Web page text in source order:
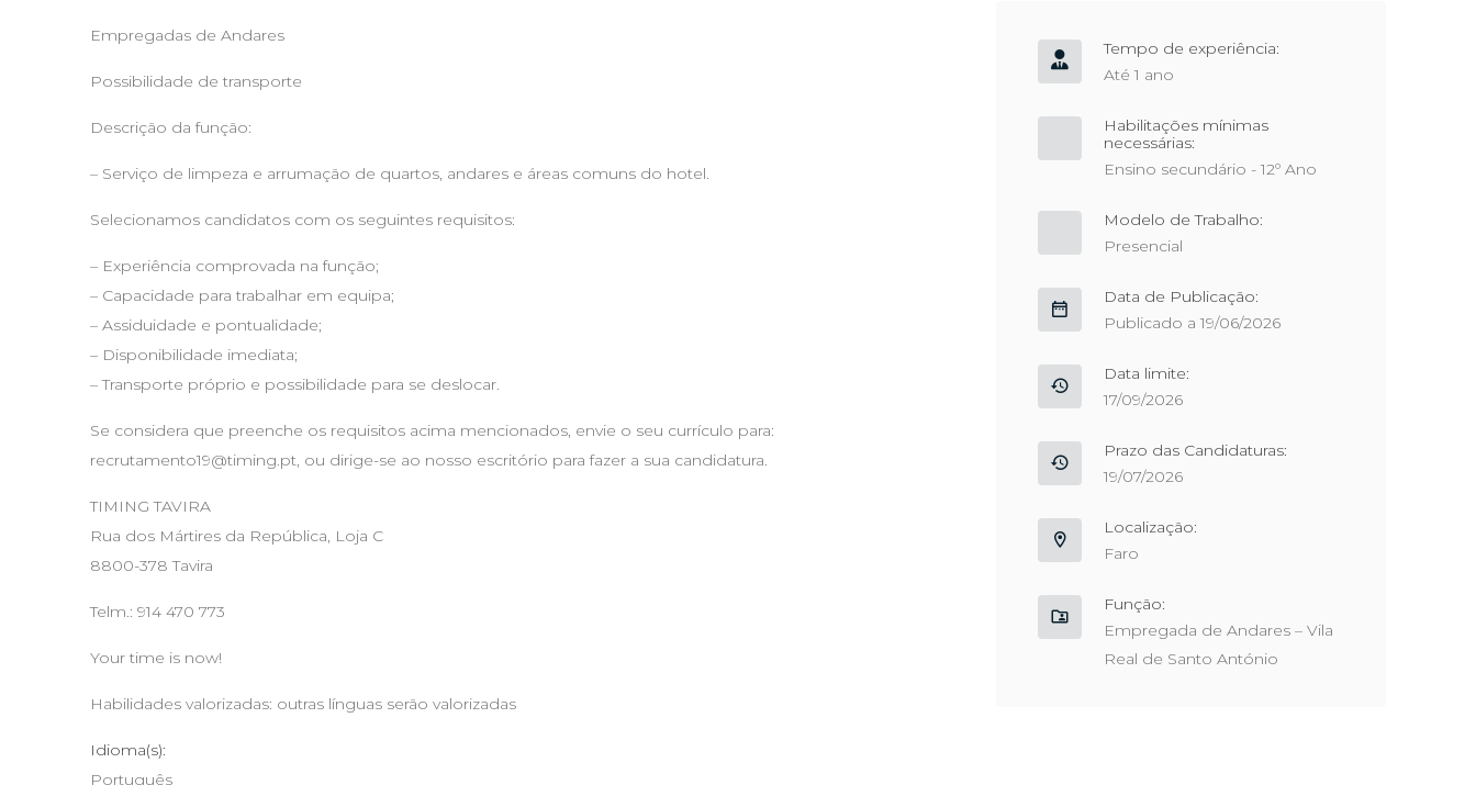
Empregadas de Andares
Possibilidade de transporte
Descrição da função:
– Serviço de limpeza e arrumação de quartos, andares e áreas comuns do hotel.
Selecionamos candidatos com os seguintes requisitos:
– Experiência comprovada na função;
– Capacidade para trabalhar em equipa;
– Assiduidade e pontualidade;
– Disponibilidade imediata;
– Transporte próprio e possibilidade para se deslocar.
Se considera que preenche os requisitos acima mencionados, envie o seu currículo para:
recrutamento19@timing.pt, ou dirige-se ao nosso escritório para fazer a sua candidatura.
TIMING TAVIRA
Rua dos Mártires da República, Loja C
8800-378 Tavira
Telm.: 914 470 773
Your time is now!
Habilidades valorizadas: outras línguas serão valorizadas
Idioma(s):
Português
Tempo de experiência:
Até 1 ano
Habilitações mínimas
necessárias:
Ensino secundário - 12º Ano
Modelo de Trabalho:
Presencial
Data de Publicação:
Publicado a 19/06/2026
Data limite:
17/09/2026
Prazo das Candidaturas:
19/07/2026
Localização:
Faro
Função:
Empregada de Andares – Vila
Real de Santo António